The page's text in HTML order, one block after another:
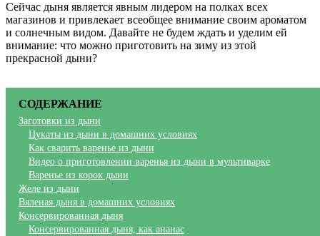
Сейчас дыня является явным лидером на полках всех
магазинов и привлекает всеобщее внимание своим ароматом
и солнечным видом. Давайте не будем ждать и уделим ей
внимание: что можно приготовить на зиму из этой
прекрасной дыни?
СОДЕРЖАНИЕ
Заготовки из дыни
Цукаты из дыни в домашних условиях
Как сварить варенье из дыни
Видео о приготовлении варенья из дыни в мультиварке
Варенье из корок дыни
Желе из дыни
Вяленая дыня в домашних условиях
Консервированная дыня
Консервированная дыня, как ананас